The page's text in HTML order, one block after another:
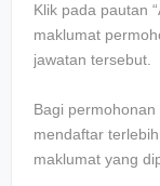
Klik pada pautan
maklumat
jawatan tersebut.
Bagi
mendaftar
maklumat yang